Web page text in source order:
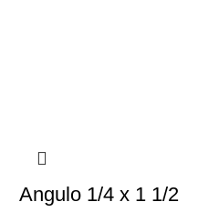
Angulo 1/4 x 1 1/2